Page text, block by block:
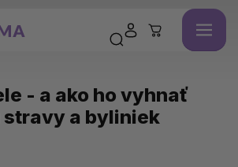
- a ako ho vyhnať
stravy a byliniek